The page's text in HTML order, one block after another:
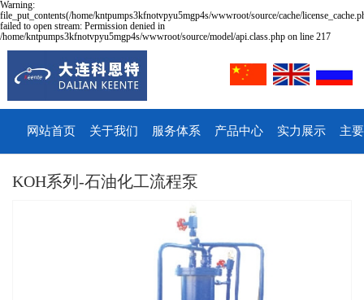
Warning:
file_put_contents(/home/kntpumps3kfnotvpyu5mgp4s/wwwroot/source/cache/
failed to open stream: Permission denied in
/home/kntpumps3kfnotvpyu5mgp4s/wwwroot/source/model/api.class.php on line 217
网站首页 关于我们 服务体系 产品中心 实力展示 主
KOH系列-石油化工流程泵